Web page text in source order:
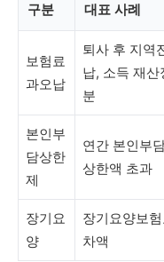
구분 대표 사례
보험료
과오납
퇴사 후 지역
납, 소득 재
분
본인부
담상한
제
연간 본인부
상한액 초과
장기요
양
장기요양보
차액